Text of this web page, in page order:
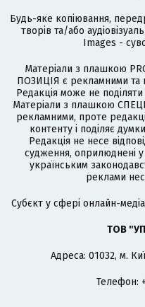
Будь-яке копіювання,
творів та/або
Images -
Матеріали з плашкою
ПОЗИЦІЯ є рекламними та
Редакція може не
Матеріали з плашкою
рекламними, проте
контенту і поділяє
Редакція не несе
судження, оприлюднені у
українським
реклами
Cубєкт у сфері онлайн-
ТОВ
Адреса: 01032, м.
Телефон: